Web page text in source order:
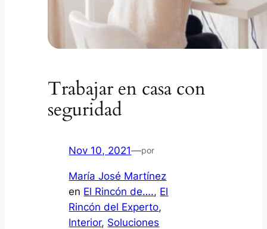
Trabajar en casa con
seguridad
Nov 10, 2021—por
María José Martínez
en El Rincón de…., El
Rincón del Experto
Interior, Soluciones